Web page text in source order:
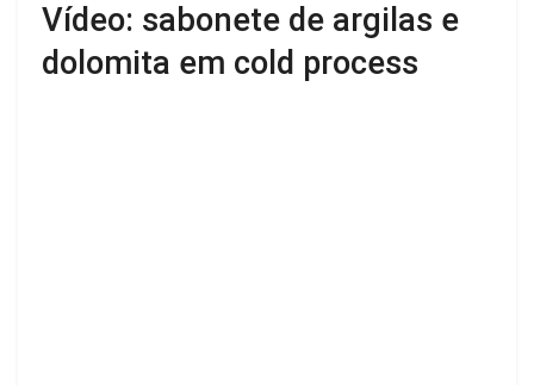
Vídeo: sabonete de argilas e
dolomita em cold process